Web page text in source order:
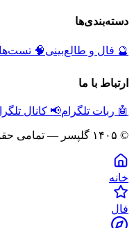
دسته‌بندی‌ها
🔮 فال و طالع‌بینی🧠 تست‌ها
ارتباط با ما
🤖 ربات تلگرام📢 کانال
© ۱۴۰۵ گلپسر — تمامی حقوق محفوظ است
خانه
فال